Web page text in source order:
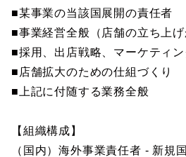
■某事業の当該国展開の責任者
■事業経営全般（店舗の立ち上げ
■採用、出店戦略、マーケティ
■店舗拡大のための仕組づくり
■上記に付随する業務全般
【組織構成】
（国内）海外事業責任者 - 新規